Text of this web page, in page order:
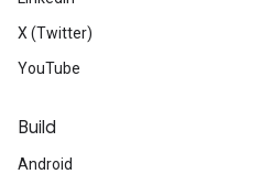
X (Twitter)
YouTube
Build
Android